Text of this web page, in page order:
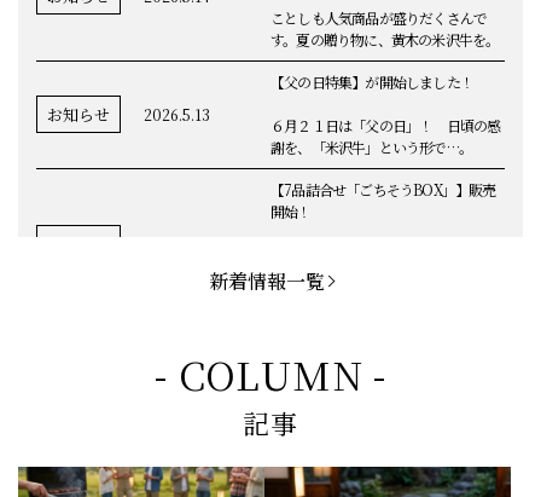
ことしも人気商品が盛りだくさんで
す。夏の贈り物に、黄木の米沢牛を。
お知らせ 2026.5.13
【父の日特集】が開始しました！
６月２１日は「父の日」！ 日頃の感
謝を、「米沢牛」という形で…。
【7品詰合せ「ごちそうBOX」】販売
開始！
ンチカツ」など、黄木の自慢が詰まっ
てます。
【BBQ(バーベキュー)特集】これから
の時期にぴったりなBBQにオススメな
米沢牛の商品をご紹介いたします。今
回限定のBBQセットや、定番部位のお
すすめ商品もございます！
新着情報一覧
- COLUMN -
記事